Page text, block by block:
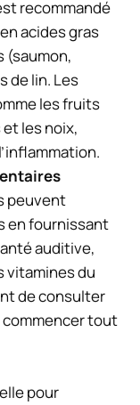
recommandé
acides gras
(saumon,
de lin. Les
les fruits
les noix,
peuvent
en fournissant
auditive,
vitamines du
de consulter
commencer tout
pour